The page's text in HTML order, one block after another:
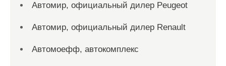
Автомир, официальный дилер Peugeot
Автомир, официальный дилер Renault
Автомоефф, автокомплекс